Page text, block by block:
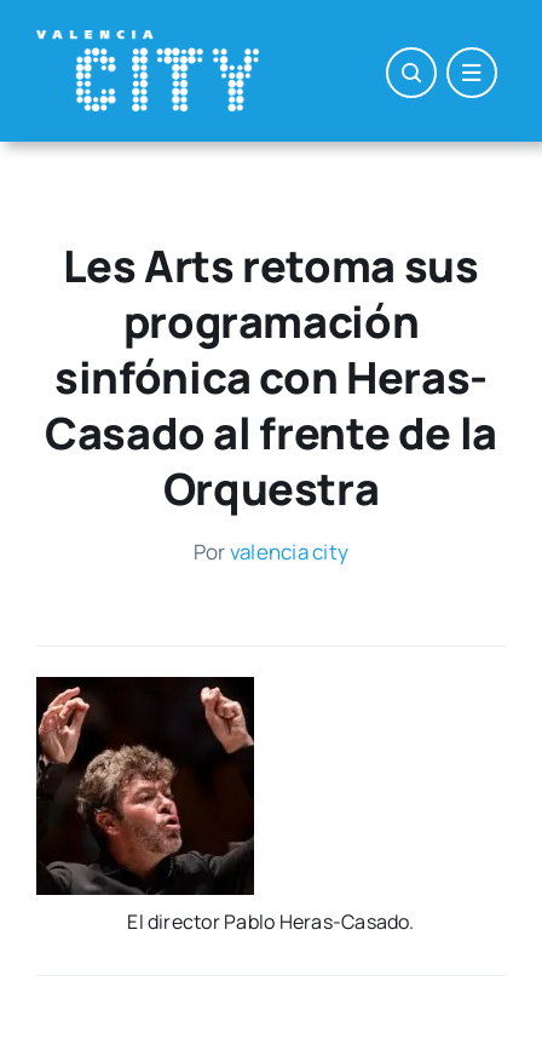
contenido
Les Arts retoma sus
programación
sinfónica con Heras-
Casado al frente de la
Orquestra
Porvalen­cia city
El direc­tor Pablo Heras-Casa­do.